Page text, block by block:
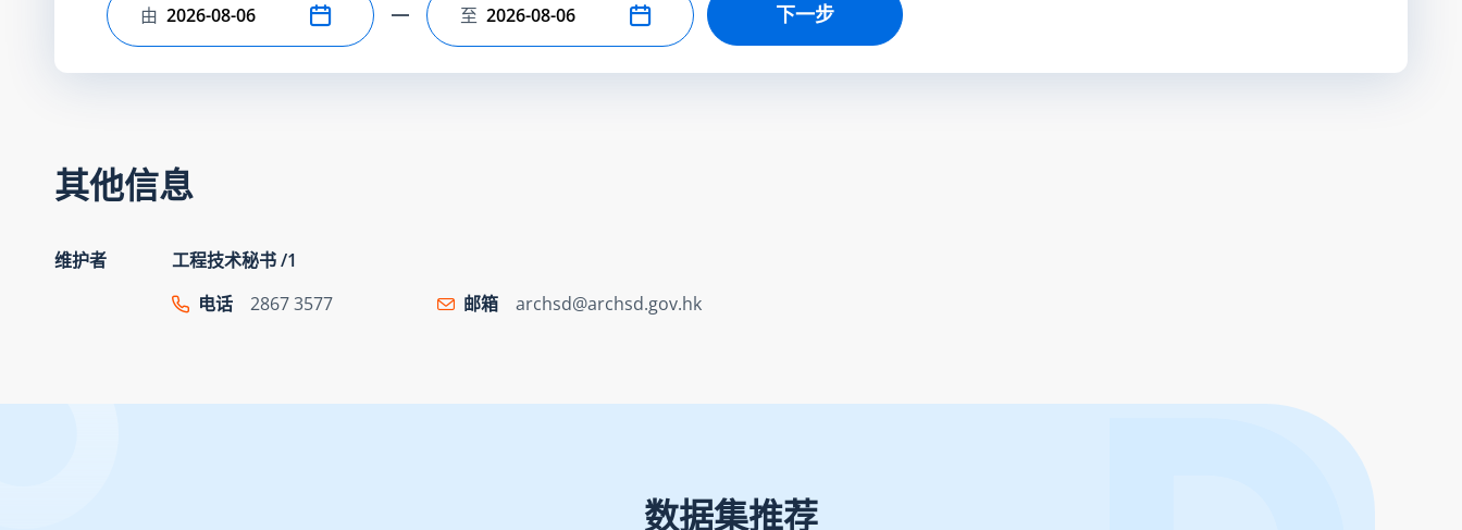
选择开始日期
由 选择结束日期
至 下一步
其他信息
维护者
工程技术秘书 /1
电话
2867 3577 邮箱 archsd@archsd.gov.hk
数据集推荐